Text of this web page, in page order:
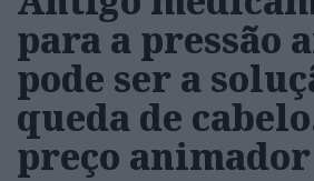
para a pressão
pode ser a
queda de
preço animador